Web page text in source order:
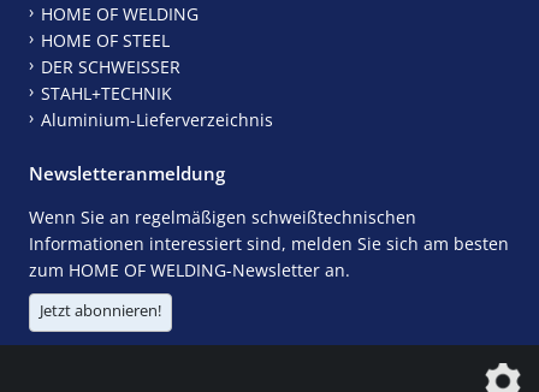
HOME OF WELDING
HOME OF STEEL
DER SCHWEISSER
STAHL+TECHNIK
Aluminium-Lieferverzeichnis
Newsletteranmeldung
Wenn Sie an regelmäßigen schweißtechnischen
Informationen interessiert sind, melden Sie sich am besten
zum HOME OF WELDING-Newsletter an.
Jetzt abonnieren!